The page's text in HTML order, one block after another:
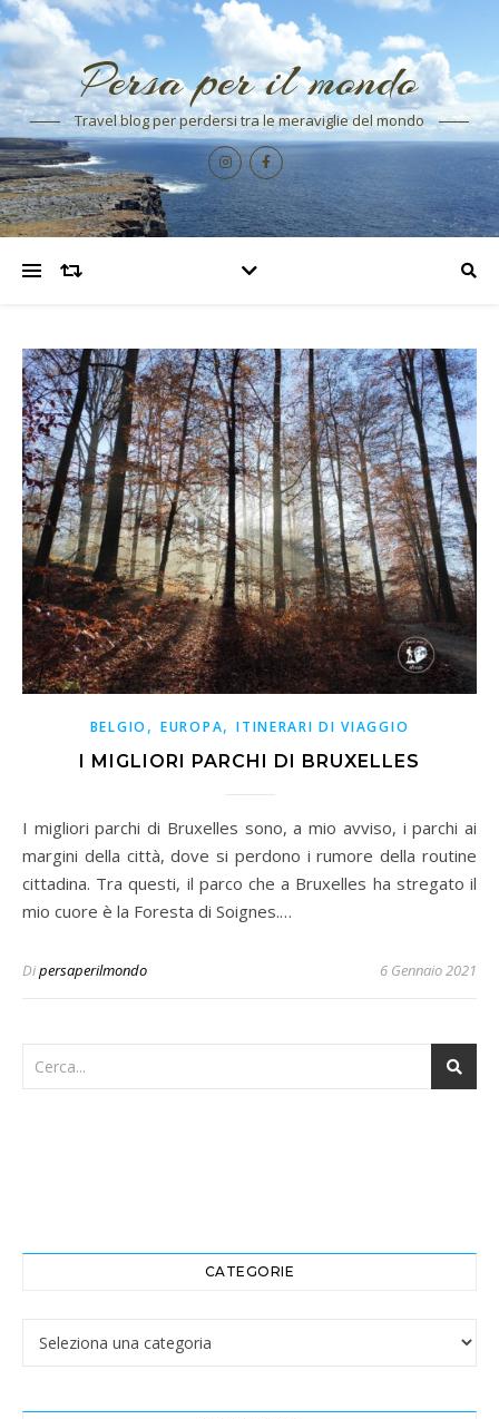
Persa per il mondo
Travel blog per perdersi tra le meraviglie del mondo
BELGIO , EUROPA,ITINERARI DI VIAGGIO
I MIGLIORI PARCHI DI BRUXELLES
I migliori parchi di Bruxelles sono, a mio avviso, i parchi ai
margini della città, dove si perdono i rumore della routine
cittadina. Tra questi, il parco che a Bruxelles ha stregato il
mio cuore è la Foresta di Soignes.…
Dipersaperilmondo 6 Gennaio 2021
CATEGORIE
Categorie